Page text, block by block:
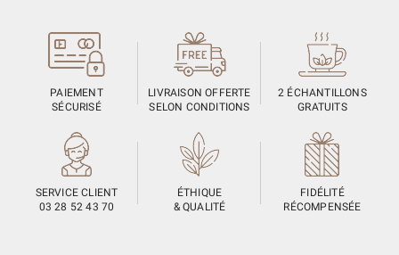
PAIEMENT
SÉCURISÉ
LIVRAISON OFFERTE
SELON CONDITIONS
2 ÉCHANTILLONS
GRATUITS
SERVICE CLIENT
03 28 52 43 70
ÉTHIQUE
& QUALITÉ
FIDÉLITÉ
RÉCOMPENSÉE